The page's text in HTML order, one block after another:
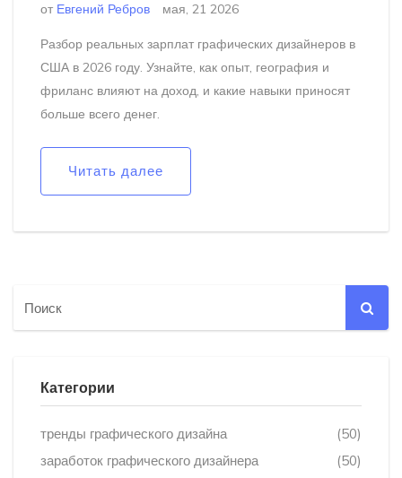
от Евгений Ребров мая, 21 2026
Разбор реальных зарплат графических дизайнеров в
США в 2026 году. Узнайте, как опыт, география и
фриланс влияют на доход, и какие навыки приносят
больше всего денег.
Читать далее
Категории
тренды графического дизайна
(50)
заработок графического дизайнера
(50)